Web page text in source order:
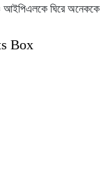
ঘিরে
Box